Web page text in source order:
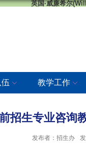
英国·威廉希尔
教学工作
招生专业咨询
发布者：招生办